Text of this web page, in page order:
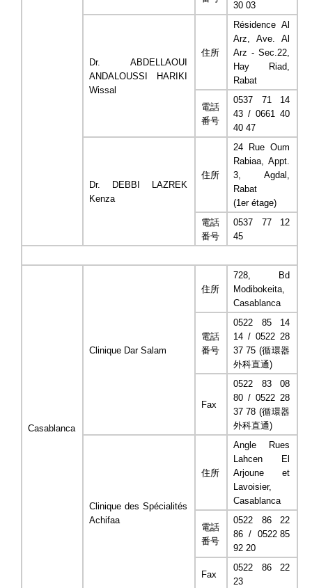
30 03
Dr. ABDELLAOUI
ANDALOUSSI HARIKI
Wissal
住所
Résidence Al
Arz, Ave. Al
Arz - Sec.22,
Hay Riad,
Rabat
電話
番号
0537 71 14
43 / 0661 40
40 47
Dr. DEBBI LAZREK
Kenza
住所
24 Rue Oum
Rabiaa, Appt.
3, Agdal,
Rabat
(1er étage)
電話
番号
0537 77 12
45
Casablanca
Clinique Dar Salam
住所
728, Bd
Modibokeita,
Casablanca
電話
番号
0522 85 14
14 / 0522 28
37 75 (循環器
外科直通)
Fax
0522 83 08
80 / 0522 28
37 78 (循環器
外科直通)
Clinique des Spécialités
Achifaa
住所
Angle Rues
Lahcen El
Arjoune et
Lavoisier,
Casablanca
電話
番号
0522 86 22
86 / 0522 85
92 20
Fax
0522 86 22
23